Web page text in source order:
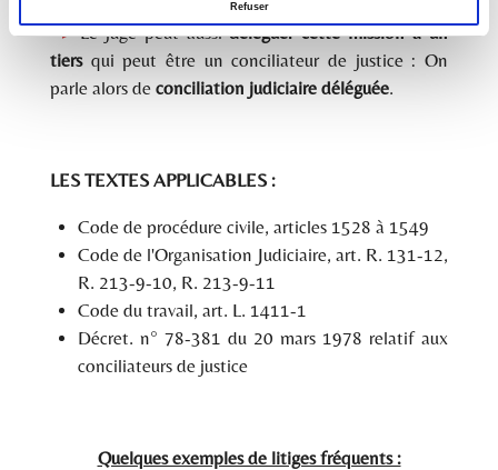
Refuser
=>Le juge peut aussidéléguer cette mission à un
tiersqui peut être un conciliateur de justice : On
parle alors de conciliation judiciaire déléguée.
LES TEXTES APPLICABLES:
Code de procédure civile, articles 1528 à 1549
Code de l'Organisation Judiciaire, art. R. 131-12,
R. 213-9-10, R. 213-9-11
Code du travail, art. L. 1411-1
Décret. n° 78-381 du 20 mars 1978 relatif aux
conciliateurs de justice
Quelques exemples de litiges fréquents :